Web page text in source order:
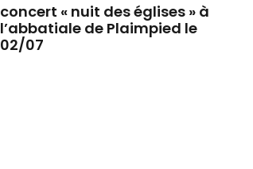
concert « nuit des églises » à
l’abbatiale de Plaimpied le
02/07